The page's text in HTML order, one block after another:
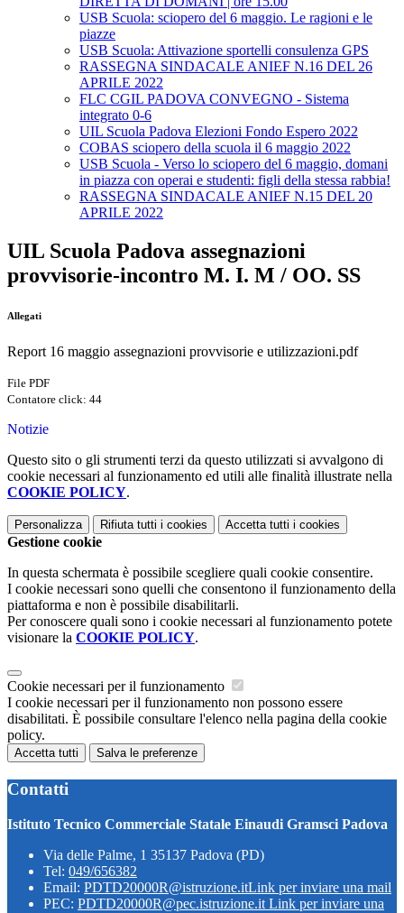
USB Scuola: sciopero del 6 maggio. Le ragioni e le
piazze
USB Scuola: Attivazione sportelli consulenza GPS
RASSEGNA SINDACALE ANIEF N.16 DEL 26
APRILE 2022
FLC CGIL PADOVA CONVEGNO - Sistema
integrato 0-6
UIL Scuola Padova Elezioni Fondo Espero 2022
COBAS sciopero della scuola il 6 maggio 2022
USB Scuola - Verso lo sciopero del 6 maggio, domani
in piazza con operai e studenti: figli della stessa rabbia!
RASSEGNA SINDACALE ANIEF N.15 DEL 20
APRILE 2022
UIL Scuola Padova assegnazioni
provvisorie-incontro M. I. M / OO. SS
Allegati
Report 16 maggio assegnazioni provvisorie e utilizzazioni.pdf
File PDF
Contatore click: 44
Notizie
Questo sito o gli strumenti terzi da questo utilizzati si avvalgono di
cookie necessari al funzionamento ed utili alle finalità illustrate nella
COOKIE POLICY.
Personalizza Rifiuta tutti i cookies Accetta tutti i cookies
Gestione cookie
In questa schermata è possibile scegliere quali cookie consentire.
I cookie necessari sono quelli che consentono il funzionamento della
piattaforma e non è possibile disabilitarli.
Per conoscere quali sono i cookie necessari al funzionamento potete
visionare la COOKIE POLICY.
Cookie necessari per il funzionamento
I cookie necessari per il funzionamento non possono essere
disabilitati. È possibile consultare l'elenco nella pagina della cookie
policy.
Accetta tutti Salva le preferenze
Contatti
Istituto Tecnico Commerciale Statale Einaudi Gramsci Padova
Via delle Palme, 1 35137 Padova (PD)
Tel: 049/656382
Email: PDTD20000R@istruzione.itLink per inviare una mail
PEC: PDTD20000R@pec.istruzione.it Link per inviare una